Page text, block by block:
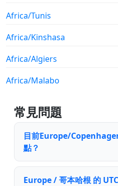
Africa/Tunis
Africa/Kinshasa
Africa/Algiers
Africa/Malabo
常見問題
目前Europe/
點？
Europe / 哥本哈根 的